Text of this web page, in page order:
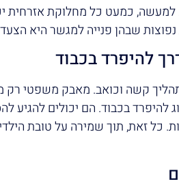
למעשה, כמעט כל מחלוקת אזרחית
שבהן פנייה למגשר היא
להיפרד בכבוד
תהליך קשה וכואב. מאבק משפטי
להיפרד בכבוד. הם יכולים להגיע
כל זאת, תוך שמירה על טובת